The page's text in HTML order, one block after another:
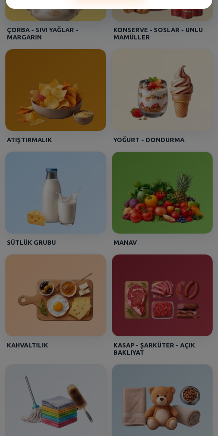
Aynur - [CEKMECE]
Algıda Inh. C.Dor Cls Sorbe 850 Ml
Asena - [HALKALI DUMANKAYA MIKS]
Efe - [Kartal Gümüşpınar]
İçim Süt Tam Yağlı Uht 1 lt
ÇORBA - SIVI YAĞLAR -
MARGARIN
KONSERVE - SOSLAR - UNLU
MAMÜLLER
ATIŞTIRMALIK YOĞURT - DONDURMA
SÜTLÜK GRUBU MANAV
KAHVALTILIK
KASAP - ŞARKÜTER - AÇIK
BAKLIYAT